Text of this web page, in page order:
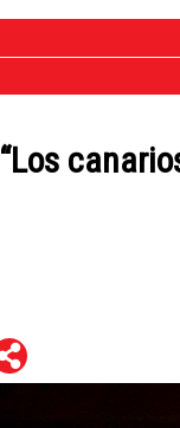
“Los
Telegram